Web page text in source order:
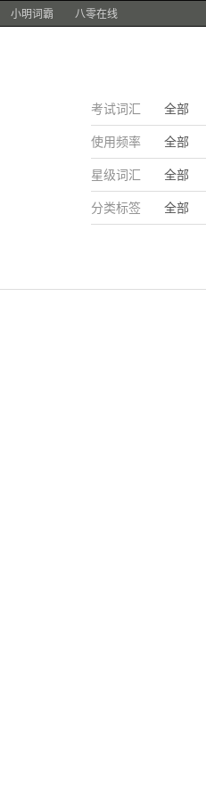
小明词霸 八零在线
考试词汇 全部
使用频率 全部
星级词汇 全部
分类标签 全部